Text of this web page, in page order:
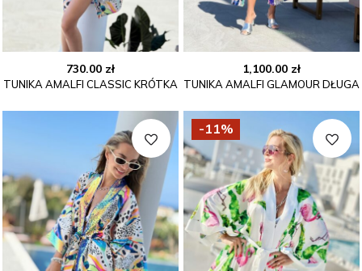
730.00 zł
TUNIKA AMALFI CLASSIC KRÓTKA
1,100.00 zł
TUNIKA AMALFI GLAMOUR DŁUGA
-11%